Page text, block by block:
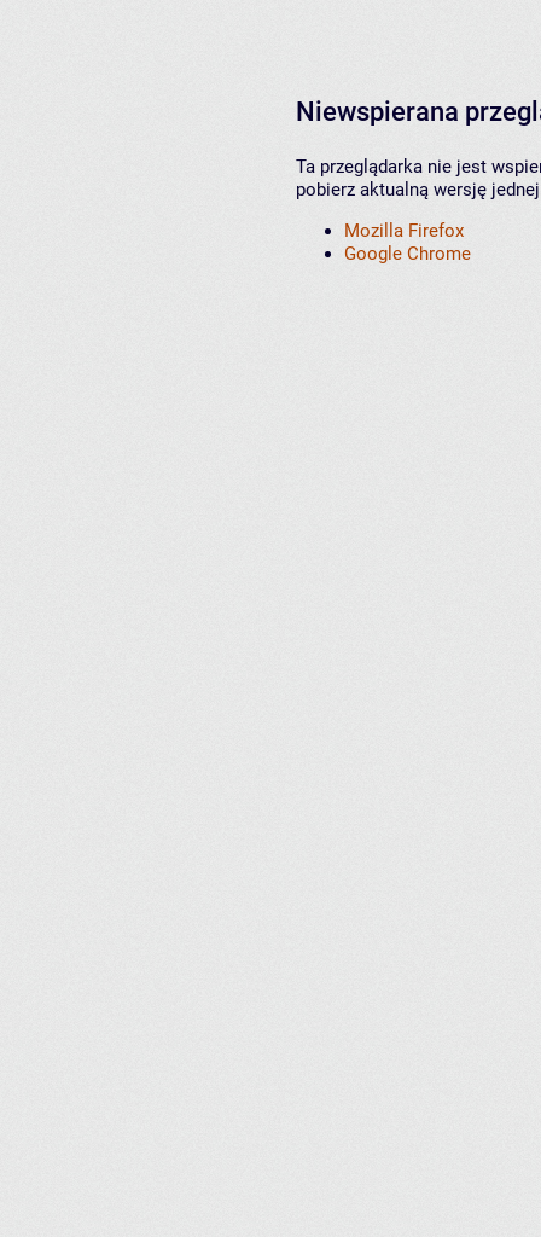
Niewspierana
Ta przeglądarka nie jest
pobierz aktualną wersję
Mozilla Firefox
Google Chrome